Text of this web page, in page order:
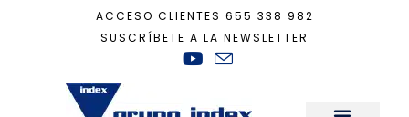
ACCESO CLIENTES 655 338 982
SUSCRÍBETE A LA NEWSLETTER
Tecnología